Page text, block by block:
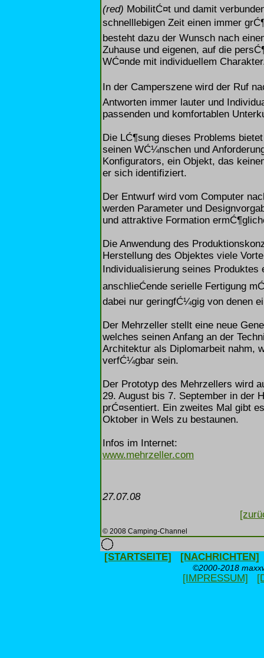
(red) MobilitĆ¤t und damit
schnelllebigen Zeit einen immer
besteht dazu der Wunsch nach
Zuhause und eigenen, auf die
WĆ¤nde mit individuellem
In der Camperszene wird der Ruf
Antworten immer lauter und
passenden und komfortablen
Die LĆ¶sung dieses Problems
seinen WĆ¼nschen und
Konfigurators, ein Objekt, das
er sich identifiziert.
Der Entwurf wird vom Computer
werden Parameter und
und attraktive Formation
Die Anwendung des
Herstellung des Objektes viele
Individualisierung seines Produktes
anschlieĆende serielle Fertigung
dabei nur geringfĆ¼gig von denen
Der Mehrzeller stellt eine neue
welches seinen Anfang an der
Architektur als Diplomarbeit nahm,
verfĆ¼gbar sein.
Der Prototyp des Mehrzellers wird
29. August bis 7. September in der
prĆ¤sentiert. Ein zweites Mal gibt
Oktober in Wels zu bestaunen.
Infos im Internet:
www.mehrzeller.com
27.07.08
© 2008 Camping-Channel
[STARTSEITE] [NACHRICHTEN]
©2000-2018
[IMPRESSUM]